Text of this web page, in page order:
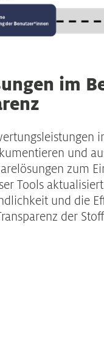
im
und
zum
Tools
und die
der